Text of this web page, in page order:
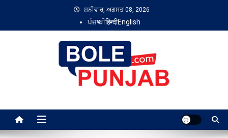
content
ਸ਼ਨੀਵਾਰ, ਅਗਸਤ 08, 2026
ਪੰਜਾਬੀहिन्दीEnglish